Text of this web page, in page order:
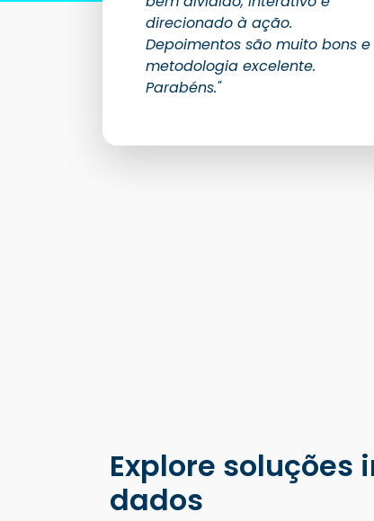
direcionado à ação.
Depoimentos são muito bons e
metodologia excelente.
Parabéns."
Explore
dados